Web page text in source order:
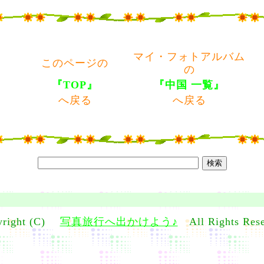
このページの
マイ・フォトアルバム
の
『TOP』
『中国 一覧』
へ戻る
へ戻る
(C) 写真旅行へ出かけよう♪ All Rights